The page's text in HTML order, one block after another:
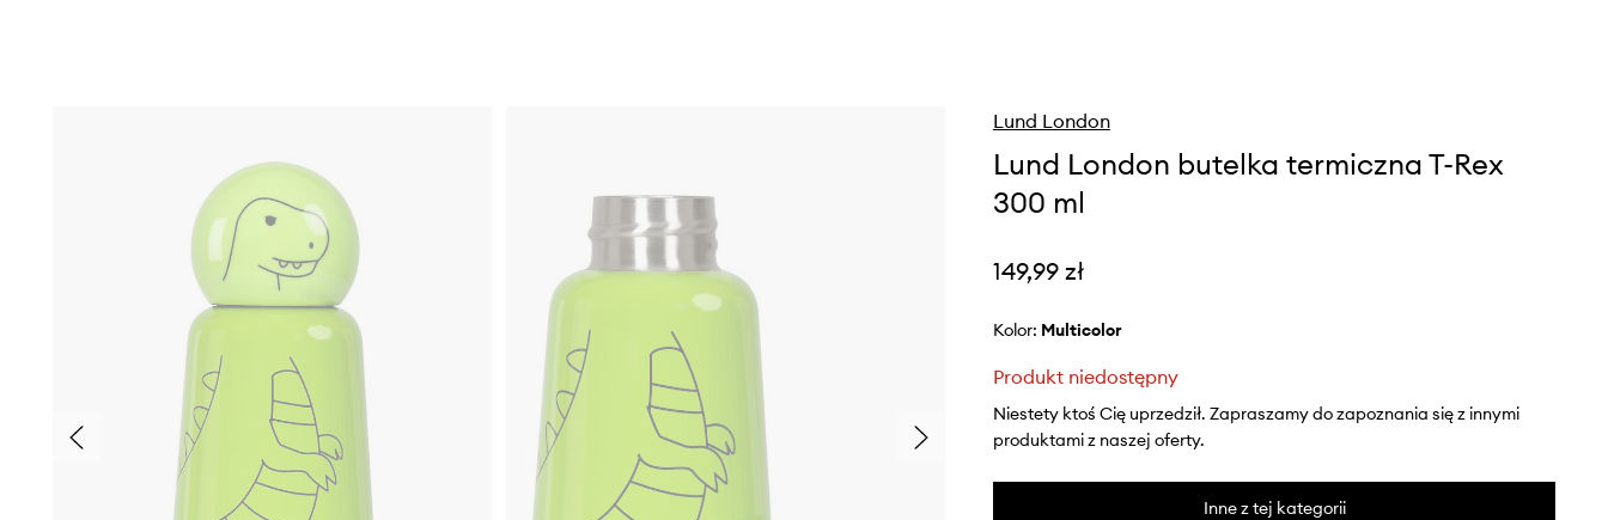
Lund London
Lund London butelka termiczna T-Rex
300 ml
149,99 zł
Kolor: multicolor
Produkt niedostępny
Niestety ktoś Cię uprzedził. Zapraszamy do zapoznania się z innymi
produktami z naszej oferty.
Inne z tej kategorii